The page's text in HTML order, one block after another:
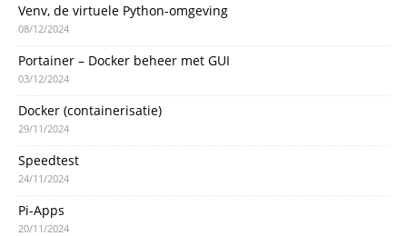
Venv, de virtuele Python-omgeving
08/12/2024
Portainer – Docker beheer met GUI
03/12/2024
Docker (containerisatie)
29/11/2024
Speedtest
24/11/2024
Pi-Apps
20/11/2024